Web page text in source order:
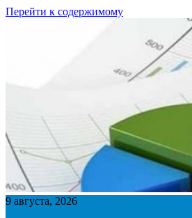
Перейти к содержимому
9 августа, 2026